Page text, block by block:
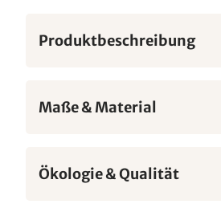
Produktbeschreibung
Maße & Material
Ökologie & Qualität